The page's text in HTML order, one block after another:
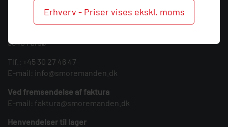
Erhverv - Priser vises ekskl. moms
Smøremanden A/S
CVR: 39683717
9640 Farsø
Tlf.: +45 30 27 46 47
E-mail: info@smoremanden.dk
Ved fremsendelse af faktura
E-mail: faktura@smoremanden.dk
Henvendelser til lager